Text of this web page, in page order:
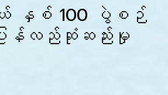
ယ် နှစ် 100 ပွဲစဉ်
ြန်လည်ဆုံဆည်းမှု